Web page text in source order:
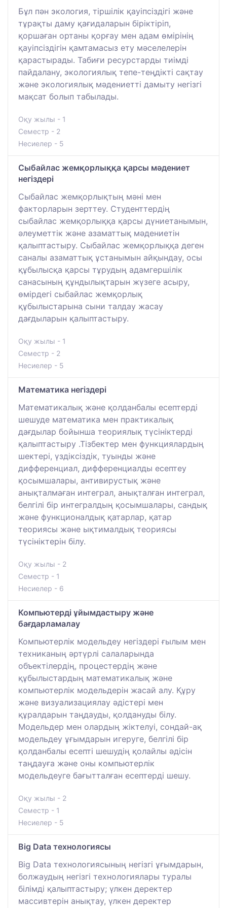
Бұл пән экология, тіршілік қауіпсіздігі және
тұрақты даму қағидаларын біріктіріп,
қоршаған ортаны қорғау мен адам өмірінің
қауіпсіздігін қамтамасыз ету мәселелерін
қарастырады. Табиғи ресурстарды тиімді
пайдалану, экологиялық тепе-теңдікті сақтау
және экологиялық мәдениетті дамыту негізгі
мақсат болып табылады.
Оқу жылы - 1
Семестр - 2
Несиелер - 5
Сыбайлас жемқорлыққа қарсы мәдениет
негіздері
Сыбайлас жемқорлықтың мәні мен
факторларын зерттеу. Студенттердің
сыбайлас жемқорлыққа қарсы дүниетанымын,
әлеуметтік және азаматтық мәдениетін
қалыптастыру. Сыбайлас жемқорлыққа деген
саналы азаматтық ұстанымын айқындау, осы
құбылысқа қарсы тұрудың адамгершілік
санасының құндылықтарын жүзеге асыру,
өмірдегі сыбайлас жемқорлық
құбылыстарына сыни талдау жасау
дағдыларын қалыптастыру.
Оқу жылы - 1
Семестр - 2
Несиелер - 5
Математика негіздері
Математикалық және қолданбалы есептерді
шешуде математика мен практикалық
дағдылар бойынша теориялық түсініктерді
қалыптастыру .Тізбектер мен функциялардың
шектері, үздіксіздік, туынды және
дифференциал, дифференциалды есептеу
қосымшалары, антивирустық және
анықталмаған интеграл, анықталған интеграл,
белгілі бір интегралдың қосымшалары, сандық
және функционалдық қатарлар, қатар
теориясы және ықтималдық теориясы
түсініктерін білу.
Оқу жылы - 2
Семестр - 1
Несиелер - 6
Компьютерді ұйымдастыру және
бағдарламалау
Компьютерлік модельдеу негіздері ғылым мен
техниканың әртүрлі салаларында
объектілердің, процестердің және
құбылыстардың математикалық және
компьютерлік модельдерін жасай алу. Құру
және визуализациялау әдістері мен
құралдарын таңдауды, қолдануды білу.
Модельдер мен олардың жіктелуі, сондай-ақ
модельдеу ұғымдарын игеруге, белгілі бір
қолданбалы есепті шешудің қолайлы әдісін
таңдауға және оны компьютерлік
модельдеуге бағытталған есептерді шешу.
Оқу жылы - 2
Семестр - 1
Несиелер - 5
Big Data технологиясы
Big Data технологиясының негізгі ұғымдарын,
болжаудың негізгі технологиялары туралы
білімді қалыптастыру; үлкен деректер
массивтерін анықтау, үлкен деректер